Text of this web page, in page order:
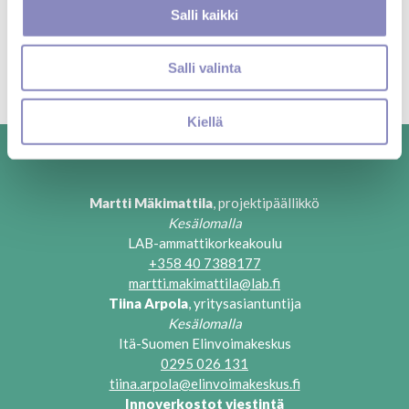
Salli kaikki
Salli valinta
Kiellä
teemu.virtanen@seamk.fi
Martti Mäkimattila, projektipäällikkö
Kesälomalla
LAB-ammattikorkeakoulu
+358 40 7388177
martti.makimattila@lab.fi
Tiina Arpola, yritysasiantuntija
Kesälomalla
Itä-Suomen Elinvoimakeskus
0295 026 131
tiina.arpola@elinvoimakeskus.fi
Innoverkostot viestintä